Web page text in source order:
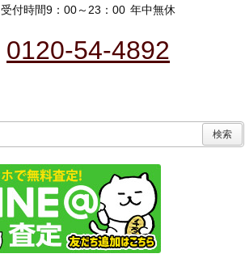
受付時間9：00～23：00 年中無休
0120-54-4892